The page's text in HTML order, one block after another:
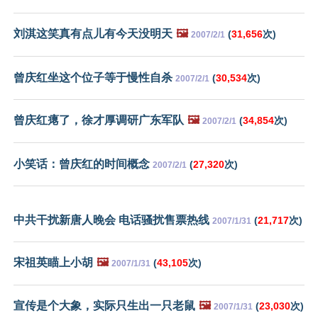
刘淇这笑真有点儿有今天没明天 🖼️ 2007/2/1 (31,656次)
曾庆红坐这个位子等于慢性自杀 2007/2/1 (30,534次)
曾庆红瘪了，徐才厚调研广东军队 🖼️ 2007/2/1 (34,854次)
小笑话：曾庆红的时间概念 2007/2/1 (27,320次)
中共干扰新唐人晚会 电话骚扰售票热线 2007/1/31 (21,717次)
宋祖英瞄上小胡 🖼️ 2007/1/31 (43,105次)
宣传是个大象，实际只生出一只老鼠 🖼️ 2007/1/31 (23,030次)